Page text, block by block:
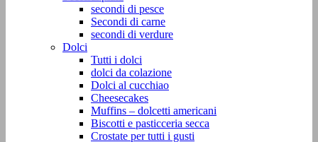
secondi di pesce
Secondi di carne
secondi di verdure
Dolci
Tutti i dolci
dolci da colazione
Dolci al cucchiao
Cheesecakes
Muffins – dolcetti americani
Biscotti e pasticceria secca
Crostate per tutti i gusti